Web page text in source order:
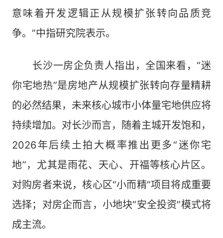
意味着开发逻辑正从规模扩张转向品质竞
争。”中指研究院表示。
长沙一房企负责人指出，全国来看，“迷
你宅地热”是房地产从规模扩张转向存量精耕
的必然结果，未来核心城市小体量宅地供应将
持续增加。对长沙而言，随着主城开发饱和，
2026年后续土拍大概率推出更多“迷你宅
地”，尤其是雨花、天心、开福等核心片区。
对购房者来说，核心区“小而精”项目将成重要
选择；对房企而言，小地块“安全投资”模式将
成主流。